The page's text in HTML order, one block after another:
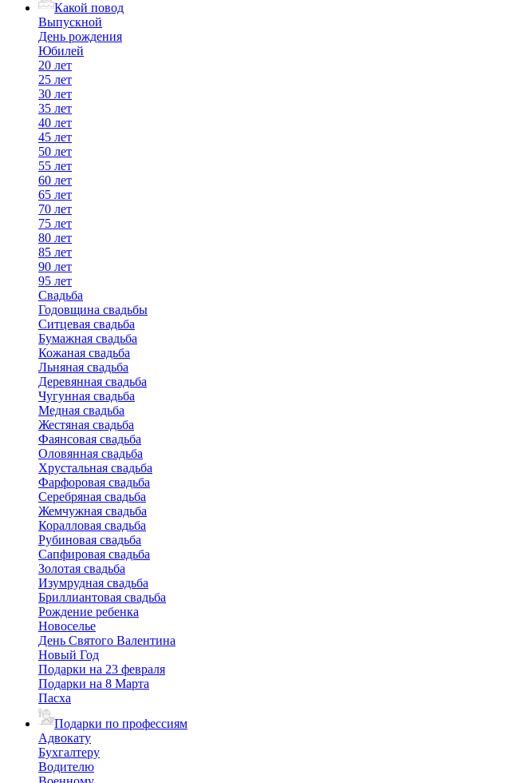
Какой повод
Выпускной
День рождения
Юбилей
20 лет
25 лет
30 лет
35 лет
40 лет
45 лет
50 лет
55 лет
60 лет
65 лет
70 лет
75 лет
80 лет
85 лет
90 лет
95 лет
Свадьба
Годовщина свадьбы
Ситцевая свадьба
Бумажная свадьба
Кожаная свадьба
Льняная свадьба
Деревянная свадьба
Чугунная свадьба
Медная свадьба
Жестяная свадьба
Фаянсовая свадьба
Оловянная свадьба
Хрустальная свадьба
Фарфоровая свадьба
Серебряная свадьба
Жемчужная свадьба
Коралловая свадьба
Рубиновая свадьба
Сапфировая свадьба
Золотая свадьба
Изумрудная свадьба
Бриллиантовая свадьба
Рождение ребенка
Новоселье
День Святого Валентина
Новый Год
Подарки на 23 февраля
Подарки на 8 Марта
Пасха
Подарки по профессиям
Адвокату
Бухгалтеру
Водителю